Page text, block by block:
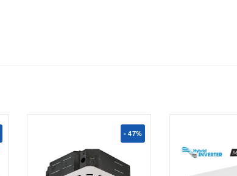
- 47%